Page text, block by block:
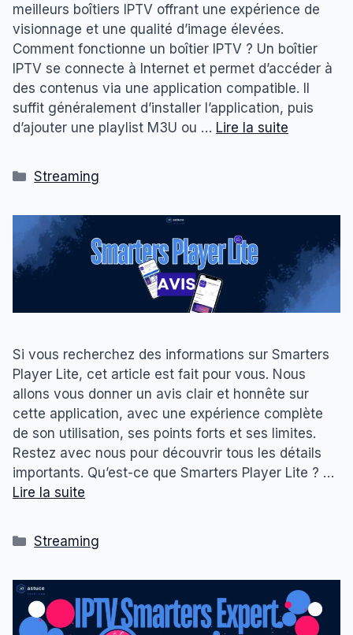
meilleurs boîtiers IPTV offrant une expérience de
visionnage et une qualité d’image élevées.
Comment fonctionne un boîtier IPTV ? Un boîtier
IPTV se connecte à Internet et permet d’accéder à
des contenus via une application compatible. Il
suffit généralement d’installer l’application, puis
d’ajouter une playlist M3U ou … Lire la suite
Catégories
Streaming
Si vous recherchez des informations sur Smarters
Player Lite, cet article est fait pour vous. Nous
allons vous donner un avis clair et honnête sur
cette application, avec une expérience complète
de son utilisation, ses points forts et ses limites.
Restez avec nous pour découvrir tous les détails
importants. Qu’est-ce que Smarters Player Lite ? …
Lire la suite
Catégories
Streaming